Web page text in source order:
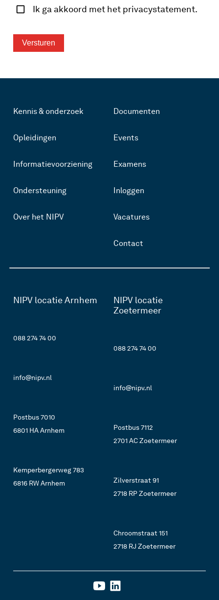
Ik ga akkoord met het privacystatement.
Kennis & onderzoek
Opleidingen
Informatievoorziening
Ondersteuning
Over het NIPV
Documenten
Events
Examens
Inloggen
Vacatures
Contact
NIPV locatie Arnhem
088 274 74 00
info@nipv.nl
Postbus 7010
6801 HA Arnhem
Kemperbergerweg 783
6816 RW Arnhem
NIPV locatie
Zoetermeer
088 274 74 00
info@nipv.nl
Postbus 7112
2701 AC Zoetermeer
Zilverstraat 91
2718 RP Zoetermeer
Chroomstraat 151
2718 RJ Zoetermeer